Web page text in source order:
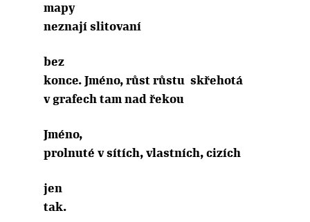
mapy
neznají slitovaní
bez
konce. Jméno, růst růstu skřehotá
v grafech tam nad řekou
Jméno,
prolnuté v sítích, vlastních, cizích
jen
tak.